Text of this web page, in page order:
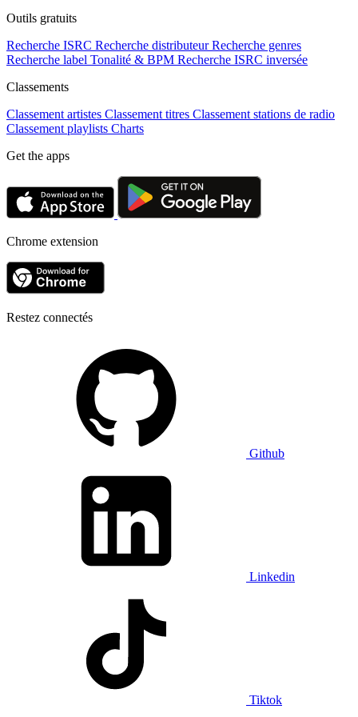
Outils gratuits
Recherche ISRC Recherche distributeur Recherche genres
Recherche label Tonalité & BPM Recherche ISRC inversée
Classements
Classement artistes Classement titres Classement stations de radio
Classement playlists Charts
Get the apps
Chrome extension
Restez connectés
Github
Linkedin
Tiktok